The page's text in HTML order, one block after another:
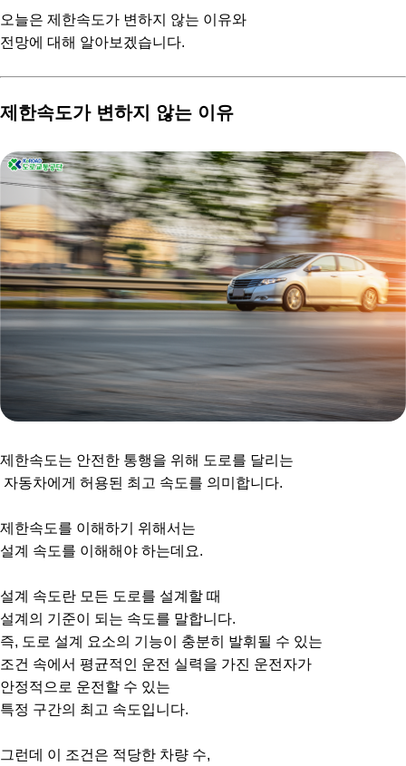
오늘은 제한속도가 변하지 않는 이유와
전망에 대해 알아보겠습니다.
제한속도가 변하지 않는 이유
제한속도는 안전한 통행을 위해 도로를 달리는
자동차에게 허용된 최고 속도를 의미합니다.
제한속도를 이해하기 위해서는
설계 속도를 이해해야 하는데요.
설계 속도란 모든 도로를 설계할 때
설계의 기준이 되는 속도를 말합니다.
즉, 도로 설계 요소의 기능이 충분히 발휘될 수 있는
조건 속에서 평균적인 운전 실력을 가진 운전자가
안정적으로 운전할 수 있는
특정 구간의 최고 속도입니다.
그런데 이 조건은 적당한 차량 수,